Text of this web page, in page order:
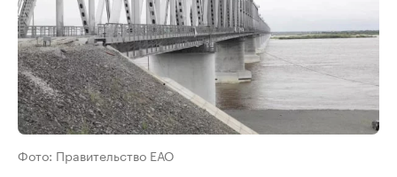
Фото: Правительство ЕАО